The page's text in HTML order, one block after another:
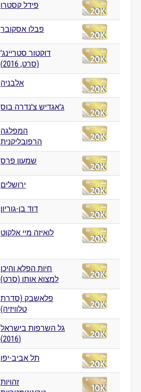
פידל קסטרו
פבלו אסקובר
דוקטור סטריינג'
(סרט, 2016)
אלבניה
ג'אגדיש צ'נדרה בוס
המפלגה
הרפובליקנית
שמעון פרס
ירושלים
דוד בן-גוריון
לואיזה מיי אלקוט
חיות הפלא והיכן
למצוא אותן (סרט)
פלאשבק (סדרת
טלוויזיה)
גל השרפות בישראל
(2016)
תל אביב-יפו
זהויות